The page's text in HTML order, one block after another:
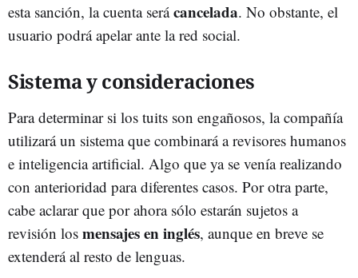
esta sanción, la cuenta serácancelada. No obstante, el
usuario podrá apelar ante la red social.
Sistema y consideraciones
Para determinar si los tuits son engañosos, la compañía
utilizará un sistema que combinará a revisores humanos
e inteligencia artificial. Algo que ya se venía realizando
con anterioridad para diferentes casos. Por otra parte,
cabe aclarar que por ahora sólo estarán sujetos a
revisión los mensajes en inglés, aunque en breve se
extenderá al resto de lenguas.